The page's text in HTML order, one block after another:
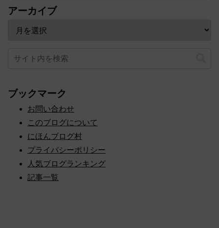
アーカイブ
ブックマーク
お問い合わせ
このブログについて
にほんブログ村
プライバシーポリシー
人気ブログランキング
記事一覧